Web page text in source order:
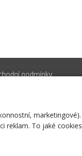
podmínky
marketingové).
reklam. To jaké cookies